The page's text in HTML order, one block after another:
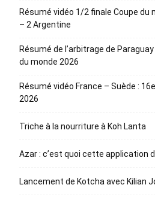
Résumé vidéo 1/2 finale Coupe du
– 2 Argentine
Résumé de l’arbitrage de
du monde 2026
Résumé vidéo France – Suède :
2026
Triche à la nourriture à Koh Lanta
Azar : c’est quoi cette application
Lancement de Kotcha avec Kilian